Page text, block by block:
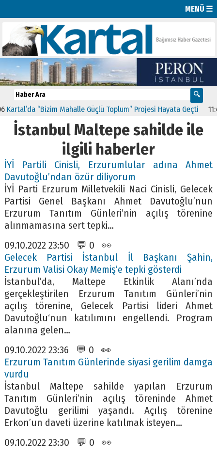
MENÜ ☰
“Bizim Mahalle Güçlü Toplum” Projesi Hayata Geçti 11:41
İstanbul Maltepe sahilde ile
ilgili haberler
İYİ Partili Cinisli, Erzurumlular adına Ahmet
Davutoğlu’ndan özür diliyorum
İYİ Parti Erzurum Milletvekili Naci Cinisli, Gelecek
Partisi Genel Başkanı Ahmet Davutoğlu’nun
Erzurum Tanıtım Günleri’nin açılış törenine
alınmamasına sert tepki…
09.10.2022 23:50 💬 0 👀
Gelecek Partisi İstanbul İl Başkanı Şahin,
Erzurum Valisi Okay Memiş’e tepki gösterdi
İstanbul’da, Maltepe Etkinlik Alanı’nda
gerçekleştirilen Erzurum Tanıtım Günleri’nin
açılış törenine, Gelecek Partisi lideri Ahmet
Davutoğlu‘nun katılımını engellendi. Program
alanına gelen…
09.10.2022 23:36 💬 0 👀
Erzurum Tanıtım Günlerinde siyasi gerilim damga
vurdu
İstanbul Maltepe sahilde yapılan Erzurum
Tanıtım Günleri’nin açılış töreninde Ahmet
Davutoğlu gerilimi yaşandı. Açılış törenine
Erkon’un daveti üzerine katılmak isteyen…
09.10.2022 23:30 💬 0 👀